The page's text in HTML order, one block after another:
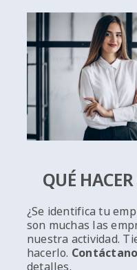
QUÉ
¿Se identifica tu
son muchas las
nuestra actividad.
hacerlo.